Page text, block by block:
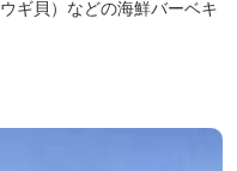
ギ貝）などの海鮮バーベキ